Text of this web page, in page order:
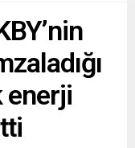
enerji